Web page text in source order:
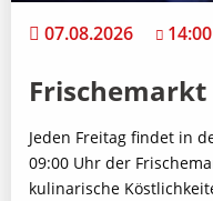
07.08.2026
Jeden Freitag findet in
09:00 Uhr der
kulinarische